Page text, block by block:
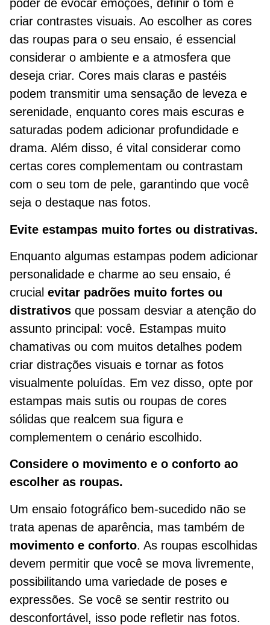
poder de evocar emoções, definir o tom e
criar contrastes visuais. Ao escolher as cores
das roupas para o seu ensaio, é essencial
considerar o ambiente e a atmosfera que
deseja criar. Cores mais claras e pastéis
podem transmitir uma sensação de leveza e
serenidade, enquanto cores mais escuras e
saturadas podem adicionar profundidade e
drama. Além disso, é vital considerar como
certas cores complementam ou contrastam
com o seu tom de pele, garantindo que você
seja o destaque nas fotos.
Evite estampas muito fortes ou distrativas.
Enquanto algumas estampas podem adicionar
personalidade e charme ao seu ensaio, é
crucial evitar padrões muito fortes ou
distrativos que possam desviar a atenção do
assunto principal: você. Estampas muito
chamativas ou com muitos detalhes podem
criar distrações visuais e tornar as fotos
visualmente poluídas. Em vez disso, opte por
estampas mais sutis ou roupas de cores
sólidas que realcem sua figura e
complementem o cenário escolhido.
Considere o movimento e o conforto ao
escolher as roupas.
Um ensaio fotográfico bem-sucedido não se
trata apenas de aparência, mas também de
movimento e conforto. As roupas escolhidas
devem permitir que você se mova livremente,
possibilitando uma variedade de poses e
expressões. Se você se sentir restrito ou
desconfortável, isso pode refletir nas fotos.